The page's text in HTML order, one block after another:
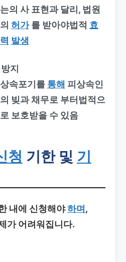
는의 사 표현과 달리, 법원
의 허가를 받아야법적 효
력 발생
지
상속포기를 통해 피상속인
의 빚과 채무로 부터법적으
로 보호받을 수 있음
청 기한 및 기
내에 신청해야하며 ,
가 어려워집니다.